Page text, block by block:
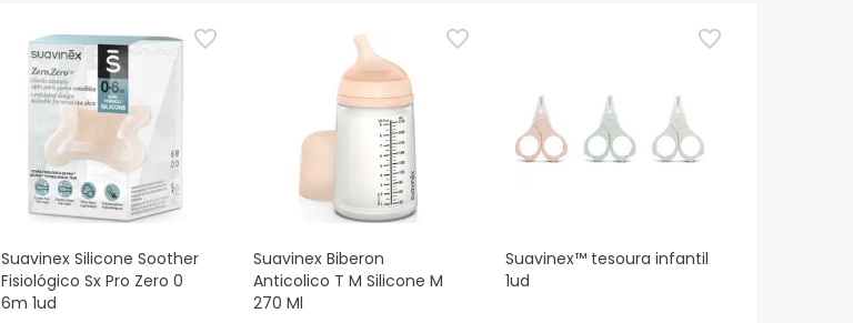
Suavinex Silicone Soother
Fisiológico Sx Pro Zero 0
6m 1ud
Suavinex Biberon
Anticolico T M Silicone M
270 Ml
Suavinex™ tesoura infantil
1ud